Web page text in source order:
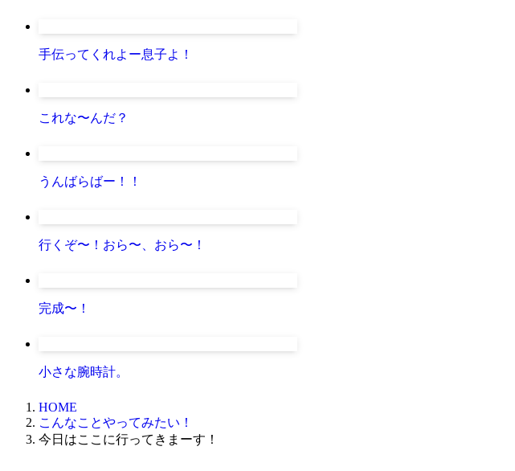
手伝ってくれよー息子よ！
これな〜んだ？
うんばらばー！！
行くぞ〜！おら〜、おら〜！
完成〜！
小さな腕時計。
HOME
こんなことやってみたい！
今日はここに行ってきまーす！